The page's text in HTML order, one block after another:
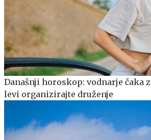
Današnji horoskop: vodnarje čaka
levi organizirajte druženje